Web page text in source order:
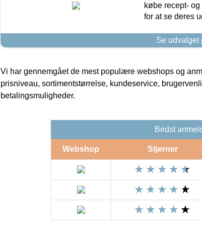
købe recept-
for at se deres
Se udvalget
Vi har gennemgået de mest populære webshops og
prisniveau, sortimentstørrelse, kundeservice,
betalingsmuligheder.
Bedst
Webshop Stjerner